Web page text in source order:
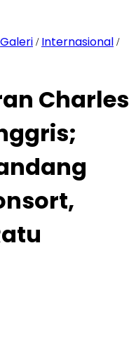
Galeri / Internasional /
Charles